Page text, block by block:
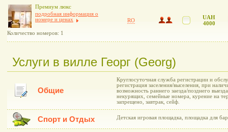
Премиум люкс
подробная информация о
номере и ценах
Количество номеров: 1
RO
UAH
4000
Услуги в вилле Георг (Georg)
Общие
Круглосуточная служба регистрации и
регистрация заселения/выселения, при
возможность раннего заезда/позднего
некурящих, семейные номера, курение на
запрещено, завтрак, сейф.
Спорт и Отдых Детская игровая площадка, площадка для